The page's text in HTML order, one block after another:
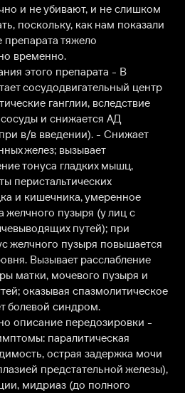
и не убивают, и не слишком
поскольку, как нам показали
препарата тяжело
временно.
этого препарата - В
сосудодвигательный центр
ганглии, вследствие
и снижается АД
в/в введении). - Снижает
желез; вызывает
тонуса гладких мышц,
перистальтических
и кишечника, умеренное
желчного пузыря (у лиц с
путей); при
желчного пузыря повышается
Вызывает расслабление
матки, мочевого пузыря и
оказывая спазмолитическое
болевой синдром.
описание передозировки -
паралитическая
острая задержка мочи
предстательной железы),
мидриаз (до полного